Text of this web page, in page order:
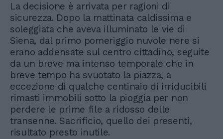
La decisione è arrivata per ragioni di
sicurezza. Dopo la mattinata caldissima e
soleggiata che aveva illuminato le vie di
Siena, dal primo pomeriggio nuvole nere si
erano addensate sul centro cittadino, seguite
da un breve ma intenso temporale che in
breve tempo ha svuotato la piazza, a
eccezione di qualche centinaio di irriducibili
rimasti immobili sotto la pioggia per non
perdere le prime file a ridosso delle
transenne. Sacrificio, quello dei presenti,
risultato presto inutile.